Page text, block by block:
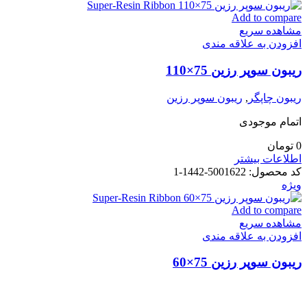
Add to compare
مشاهده سریع
افزودن به علاقه مندی
ریبون سوپر رزین 75×110
ریبون چاپگر , ریبون سوپر رزین
اتمام موجودی
0 تومان
اطلاعات بیشتر
کد محصول: 5001622-1442-1
ویژه
Add to compare
مشاهده سریع
افزودن به علاقه مندی
ریبون سوپر رزین 75×60